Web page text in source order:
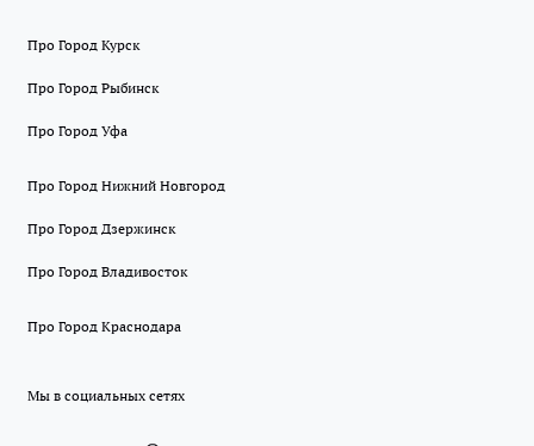
Про Город Курск
Про Город Рыбинск
Про Город Уфа
Про Город Нижний Новгород
Про Город Дзержинск
Про Город Владивосток
Про Город Краснодара
Мы в социальных сетях